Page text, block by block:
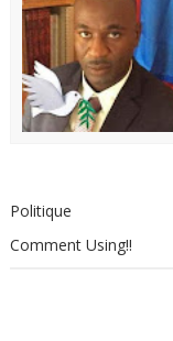
Politique
Comment Using!!